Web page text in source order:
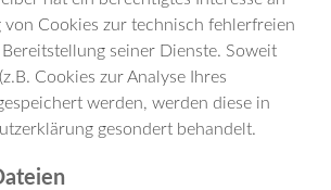
von Cookies zur technisch fehlerfreien
seiner Dienste. Soweit
Cookies zur Analyse Ihres
werden, werden diese in
gesondert behandelt.